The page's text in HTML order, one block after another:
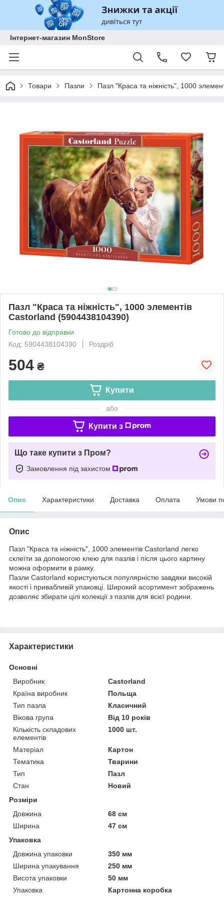
Інтернет-магазин MonStore
Товари Пазли Пазл "Краса та ніжність", 1000
Пазл "Краса та ніжність", 1000 элементів
Castorland (5904438104390)
Готово до відправки
Код: 5904438104390
Роздріб
504 ₴
Купити
або
Купити з
Що таке купити з Пром?
Замовлення під захистом
Опис Характеристики Доставка Оплата Умови
Опис
Пазл "Краса та ніжність", 1000 элементів Castorland легко
склеїти за допомогою клею для пазлів і після цього картину
можна оформити в рамку.
Пазли Castorland користуються популярністю завдяки високій
якості і привабливій упаковці. Широкий асортимент зображень
дозволяє збирати цілі колекції з пазлів для всієї родини.
Характеристики
Основні
Виробник
Castorland
Країна виробник
Польща
Тип пазла
Класичний
Вікова група
Від 10 років
Кількість складових
елементів
1000 шт.
Матеріал
Картон
Тематика
Тварини
Тип
Пазл
Стан
Новий
Розміри
Довжина
68 см
Ширина
47 см
Упаковка
Довжина упаковки
350 мм
Ширина упакування
250 мм
Висота упаковки
50 мм
Упаковка
Картонна коробка